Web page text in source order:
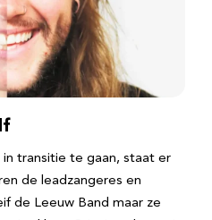
transitie te gaan, staat er
de leadzangeres en
de Leeuw Band maar ze